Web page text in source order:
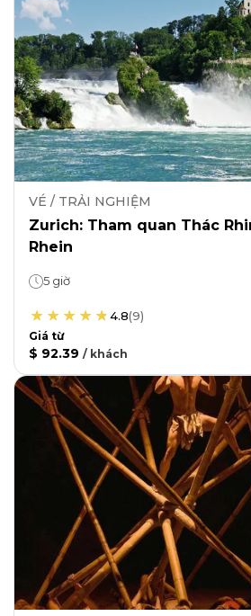
VÉ / TRẢI NGHIỆM
Zurich: Tham quan Thác
Rhein
5 giờ
4.8(9)
Giá từ
$ 92.39 / khách